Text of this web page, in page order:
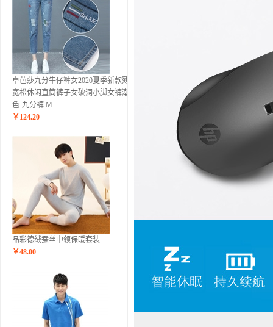
卓芭莎九分牛仔裤女2020夏季新款薄款
宽松休闲直筒裤子女破洞小脚女裤潮 蓝
色-九分裤 M
￥ 124.20
品彩德绒蚕丝中领保暖套装
￥48.00